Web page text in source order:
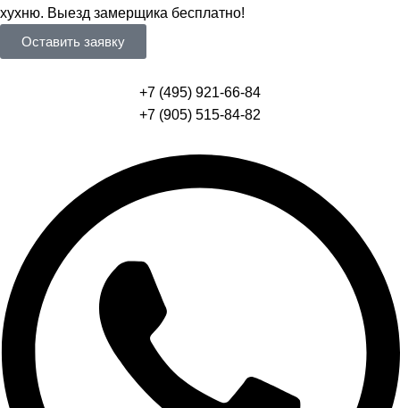
хухню. Выезд замерщика бесплатно!
Оставить заявку
+7 (495) 921-66-84
+7 (905) 515-84-82